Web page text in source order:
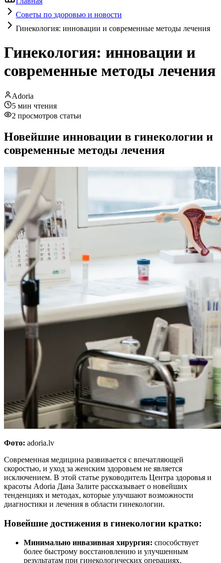
Советы по здоровью и новости
Гинекология: инновации и современные методы лечения
Гинекология: инновации и
современные методы лечения
Adoria
5 мин чтения
2 просмотров статьи
Новейшие инновации в гинекологии и
современные методы лечения
Фото: adoria.lv
Современная медицина развивается с впечатляющей
скоростью, и уход за женским здоровьем не является
исключением. В этой статье руководитель Центра здоровья и
красоты Adoria Дана Залите рассказывает о новейших
тенденциях и методах, которые улучшают возможности
диагностики и лечения в области гинекологии.
Новейшие достижения в гинекологии кратко:
Минимально инвазивная хирургия: способствует
более быстрому восстановлению и улучшенным
результатам при гинекологических операциях.